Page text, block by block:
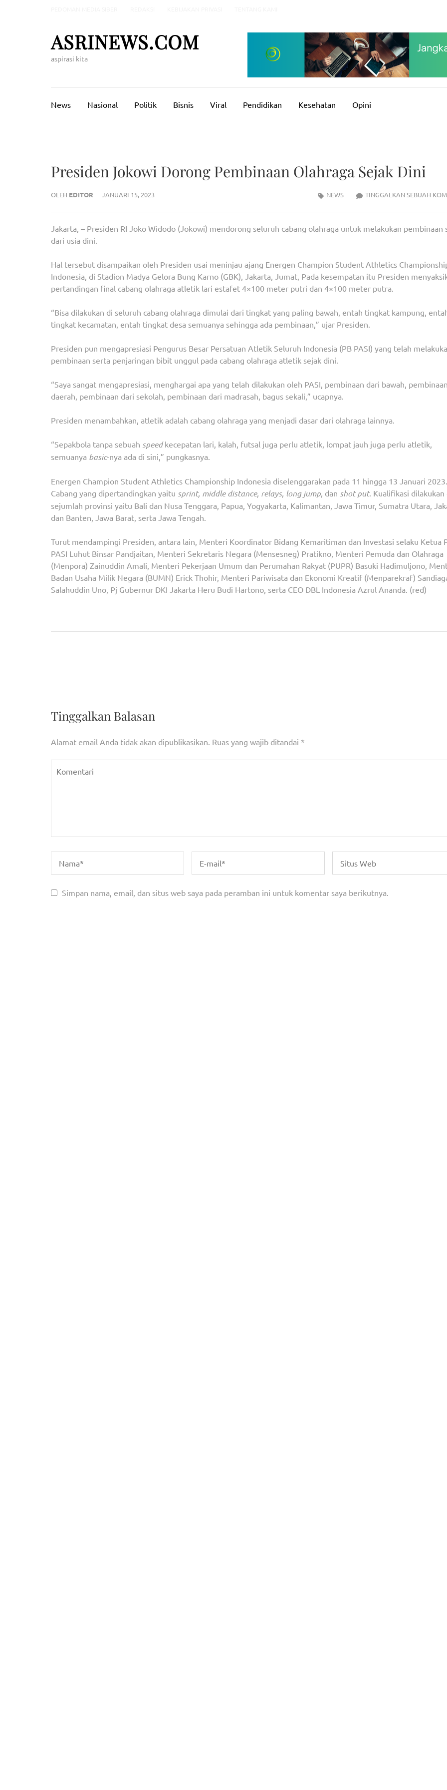
ASRINEWS.COM
aspirasi kita
News Nasional Politik Bisnis Viral Pendidikan Kesehatan Opini
Presiden Jokowi Dorong Pembinaan Olahraga Sejak Dini
OLEH EDITOR JANUARI 15, 2023 TINGGALKAN SEBUAH
NEWS
Jakarta, – Presiden RI Joko Widodo (Jokowi) mendorong seluruh cabang olahraga untuk melakukan pembinaan
dari usia dini.
Hal tersebut disampaikan oleh Presiden usai meninjau ajang Energen Champion Student Athletics
Indonesia, di Stadion Madya Gelora Bung Karno (GBK), Jakarta, Jumat, Pada kesempatan itu Presiden
pertandingan final cabang olahraga atletik lari estafet 4×100 meter putri dan 4×100 meter putra.
“Bisa dilakukan di seluruh cabang olahraga dimulai dari tingkat yang paling bawah, entah tingkat kampung,
tingkat kecamatan, entah tingkat desa semuanya sehingga ada pembinaan,” ujar Presiden.
Presiden pun mengapresiasi Pengurus Besar Persatuan Atletik Seluruh Indonesia (PB PASI) yang telah
pembinaan serta penjaringan bibit unggul pada cabang olahraga atletik sejak dini.
“Saya sangat mengapresiasi, menghargai apa yang telah dilakukan oleh PASI, pembinaan dari bawah,
daerah, pembinaan dari sekolah, pembinaan dari madrasah, bagus sekali,” ucapnya.
Presiden menambahkan, atletik adalah cabang olahraga yang menjadi dasar dari olahraga lainnya.
“Sepakbola tanpa sebuah speedkecepatan lari, kalah, futsal juga perlu atletik, lompat jauh juga perlu atletik,
semuanya basic-nya ada di sini,” pungkasnya.
Energen Champion Student Athletics Championship Indonesia diselenggarakan pada 11 hingga 13 Januari 2023.
Cabang yang dipertandingkan yaitu sprint, middle distance, relays, long jump, dan shot put. Kualifikasi dilakukan
sejumlah provinsi yaitu Bali dan Nusa Tenggara, Papua, Yogyakarta, Kalimantan, Jawa Timur, Sumatra Utara,
dan Banten, Jawa Barat, serta Jawa Tengah.
Turut mendampingi Presiden, antara lain, Menteri Koordinator Bidang Kemaritiman dan Investasi selaku Ketua
PASI Luhut Binsar Pandjaitan, Menteri Sekretaris Negara (Mensesneg) Pratikno, Menteri Pemuda dan Olahraga
(Menpora) Zainuddin Amali, Menteri Pekerjaan Umum dan Perumahan Rakyat (PUPR) Basuki Hadimuljono,
Badan Usaha Milik Negara (BUMN) Erick Thohir, Menteri Pariwisata dan Ekonomi Kreatif (Menparekraf)
Salahuddin Uno, Pj Gubernur DKI Jakarta Heru Budi Hartono, serta CEO DBL Indonesia Azrul Ananda. (red)
Tinggalkan Balasan
Alamat email Anda tidak akan dipublikasikan. Ruas yang wajib ditandai *
Simpan nama, email, dan situs web saya pada peramban ini untuk komentar saya berikutnya.